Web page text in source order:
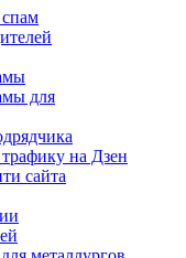
для
на Дзен
сайта